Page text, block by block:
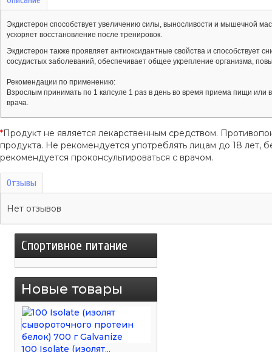
Экдистерон способствует увеличению силы, выносливости и мышечной
ускоряет восстановление после тренировок.
Экдистерон также проявляет антиоксидантные свойства и способствует
сосудистых заболеваний, обеспечивает общее укрепление организма,
Рекомендации по применению:
Взрослым принимать по 1 капсуле 1 раз в день во время приема пищи
врача.
*Продукт не является лекарственным средством.
продукта. Не рекомендуется употреблять лицам до 18
рекомендуется проконсультироваться с врачом.
Отзывы
Нет отзывов
Спортивное питание
Новые товары
100 Isolate (изолят...